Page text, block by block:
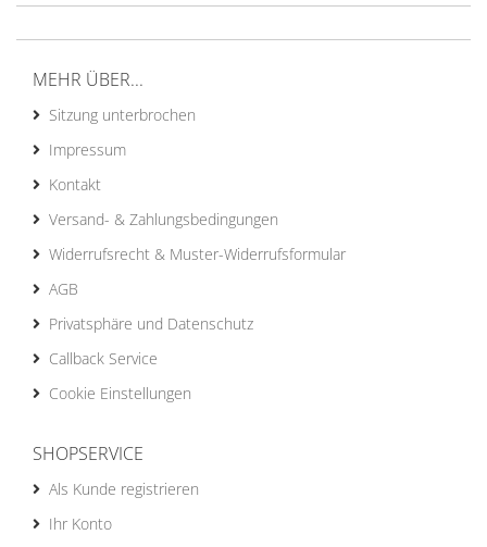
MEHR ÜBER...
Sitzung unterbrochen
Impressum
Kontakt
Versand- & Zahlungsbedingungen
Widerrufsrecht & Muster-Widerrufsformular
AGB
Privatsphäre und Datenschutz
Callback Service
Cookie Einstellungen
SHOPSERVICE
Als Kunde registrieren
Ihr Konto